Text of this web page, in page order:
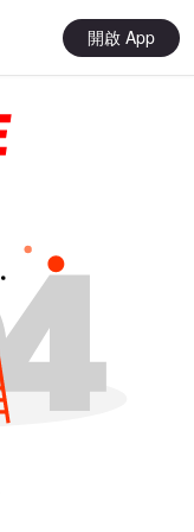
開啟 App